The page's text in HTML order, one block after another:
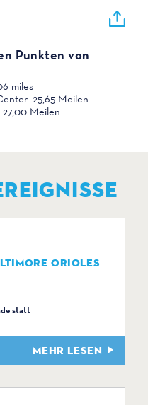
Punkten von
miles
25,65 Meilen
27,00 Meilen
ORIOLES
statt
MEHR LESEN